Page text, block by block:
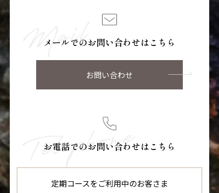
メールでのお問い合わせはこちら
お問い合わせ
お電話でのお問い合わせはこちら
定期コースをご利用中のお客さま